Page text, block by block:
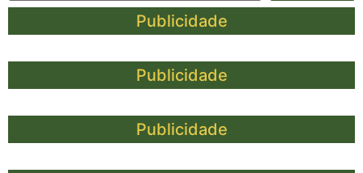
Publicidade
Publicidade
Publicidade